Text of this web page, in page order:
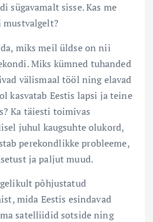
sügavamalt sisse. Kas me
mustvalgelt?
miks meil üldse on nii
Miks kümned tuhanded
välismaal tööl ning elavad
kasvatab Eestis lapsi ja teine
Ka täiesti toimivas
juhul kaugsuhte olukord,
perekondlikke probleeme,
ja paljut muud.
põhjustatud
mida Eestis esindavad
satelliidid sotside ning